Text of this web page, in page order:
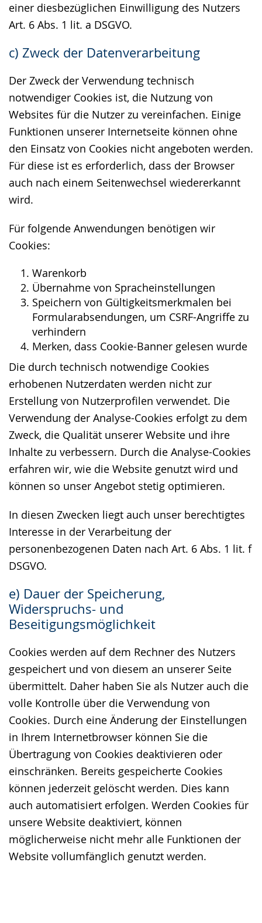
einer diesbezüglichen Einwilligung des Nutzers
Art. 6 Abs. 1 lit. a DSGVO.
c) Zweck der Datenverarbeitung
Der Zweck der Verwendung technisch
notwendiger Cookies ist, die Nutzung von
Websites für die Nutzer zu vereinfachen. Einige
Funktionen unserer Internetseite können ohne
den Einsatz von Cookies nicht angeboten werden.
Für diese ist es erforderlich, dass der Browser
auch nach einem Seitenwechsel wiedererkannt
wird.
Für folgende Anwendungen benötigen wir
Cookies:
Warenkorb
Übernahme von Spracheinstellungen
Speichern von Gültigkeitsmerkmalen bei
Formularabsendungen, um CSRF-Angriffe zu
verhindern
Merken, dass Cookie-Banner gelesen wurde
Die durch technisch notwendige Cookies
erhobenen Nutzerdaten werden nicht zur
Erstellung von Nutzerprofilen verwendet. Die
Verwendung der Analyse-Cookies erfolgt zu dem
Zweck, die Qualität unserer Website und ihre
Inhalte zu verbessern. Durch die Analyse-Cookies
erfahren wir, wie die Website genutzt wird und
können so unser Angebot stetig optimieren.
In diesen Zwecken liegt auch unser berechtigtes
Interesse in der Verarbeitung der
personenbezogenen Daten nach Art. 6 Abs. 1 lit. f
DSGVO.
e) Dauer der Speicherung,
Widerspruchs- und
Beseitigungsmöglichkeit
Cookies werden auf dem Rechner des Nutzers
gespeichert und von diesem an unserer Seite
übermittelt. Daher haben Sie als Nutzer auch die
volle Kontrolle über die Verwendung von
Cookies. Durch eine Änderung der Einstellungen
in Ihrem Internetbrowser können Sie die
Übertragung von Cookies deaktivieren oder
einschränken. Bereits gespeicherte Cookies
können jederzeit gelöscht werden. Dies kann
auch automatisiert erfolgen. Werden Cookies für
unsere Website deaktiviert, können
möglicherweise nicht mehr alle Funktionen der
Website vollumfänglich genutzt werden.